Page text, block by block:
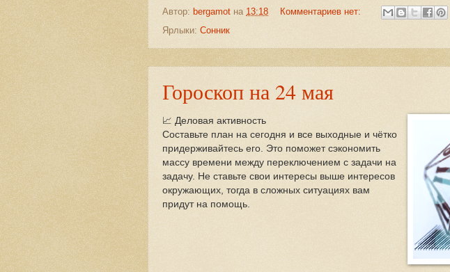
Автор: bergamot на 13:18
Комментариев нет:
Ярлыки: Сонник
Гороскоп на 24 мая
📈 Деловая активность
Составьте план на сегодня и все выходные и чётко
придерживайтесь его. Это поможет сэкономить
массу времени между переключением с задачи на
задачу. Не ставьте свои интересы выше интересов
окружающих, тогда в сложных ситуациях вам
придут на помощь.